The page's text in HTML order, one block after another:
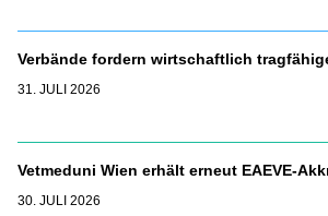
Verbände fordern wirtschaftlich
31. JULI 2026
Vetmeduni Wien erhält erneut EAEVE-
30. JULI 2026